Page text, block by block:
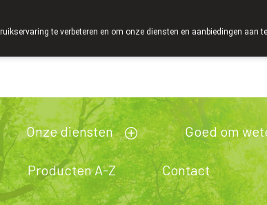
Onze diensten Goed om
Producten A-Z Contact
te verbeteren en om onze diensten en aanbiedingen